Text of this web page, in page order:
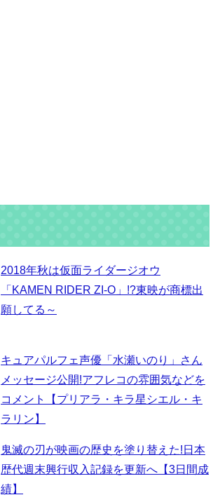
2018年秋は仮面ライダージオウ
「KAMEN RIDER ZI-O」!?東映が商標出
願してる～
キュアパルフェ声優「水瀬いのり」さん
メッセージ公開!アフレコの雰囲気などを
コメント【プリアラ・キラ星シエル・キ
ラリン】
鬼滅の刃が映画の歴史を塗り替えた!日本
歴代週末興行収入記録を更新へ【3日間成
績】